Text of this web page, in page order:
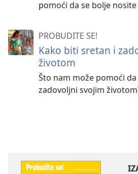
pomoći da se bolje
PROBUDITE SE!
Kako biti sretan i
životom
Što nam može pomoći
zadovoljni svojim